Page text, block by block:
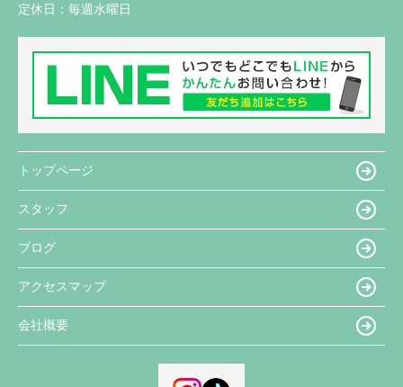
定休日： 毎週水曜日
トップページ
スタッフ
ブログ
アクセスマップ
会社概要